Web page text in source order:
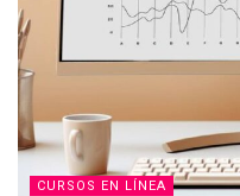
CURSOS EN LÍNEA